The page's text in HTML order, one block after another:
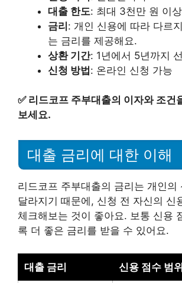
대출 한도: 최대 3천만 원 이상
금리: 개인 신용에 따라 다르
는 금리를 제공해요.
상환 기간: 1년에서 5년까지
신청 방법: 온라인 신청 가능
✅ 리드코프 주부대출의 이자와 조건
보세요.
대출 금리에 대한 이해
리드코프 주부대출의 금리는 개인의
달라지기 때문에, 신청 전 자신의 신
체크해보는 것이 좋아요. 보통 신용
록 더 좋은 금리를 받을 수 있어요.
대출 금리 신용 점수 범위